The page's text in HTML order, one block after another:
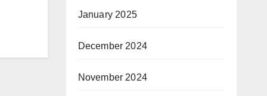
January 2025
December 2024
November 2024